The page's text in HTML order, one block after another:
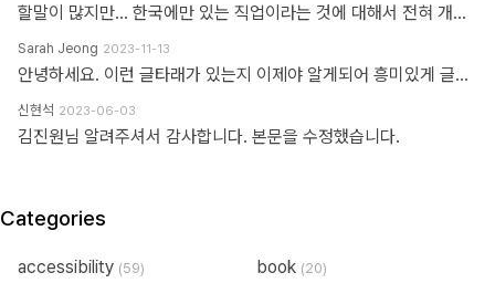
할말이 많지만... 한국에만 있는 직업이라는 것에 대해서 전혀 개의치도 않고 부끄러워할 이유도 없다고 봅니다. 이 직업군에 대해서 이해라며녀 00년대에 무슨일이 일어났었는지.. 알필요가 있고 국내만의 특수한 환경때문에 만들어진 직업군이고... 근래에 들어 국제화가 되면서 문제시 몇몇분이 문제삼는것 같은데... 본인의 업무 바운더리는 본인이 만드는거지.. 그 단어안에 갇혀서 본인의 수준이나 인식을 만든다고 보지 않습니다. 코더니 UI개발자니, 퍼블리셔니, FE니.. 웹마스터니 풀스택이니 ㅎㅎ 많은 직업군으로 불리우고 있지만 솔직히 본인의 역량에 따라 불리운다고 생각합니다. 당시에 신현석님이 던진 하나의 단어에 여전히 밥먹고 살고 있고, 때때론 자부심도 느낍니다.
Sarah Jeong 2023-11-13
안녕하세요. 이런 글타래가 있는지 이제야 알게되어 흥미있게 글타래를 읽어보았네요. 제가 방금 글타래라고 쓴것처럼, 댓글이라는 단어에도 여러 다른 이름이 존재한다는 것을 우리는 암묵적으로 알고 있을 거라 생각하는데요 EX 1.) 글타래(민 우리말. 인터넷 게시판에서 어떤 게시글과 그에 대한 답신으로 쓰여진 게시글들의 모임. [NAVER 국어사전 글 인용]) = 댓글(게시물 밑에 남길 수 있는 글을 표현한 단어) = 코멘트(영어 코멘트를 한국어로 표현한 단어) = 리플(영어 reple을 한국어로 표현한 단어) = 스레드(thread) EX 2.) Height(사물의 높이, 사람의 키&신장, 키가 높음, 지상으로부터의 고도) 해당 단어는 발음에서 논란이 된적이 있습니다. (설마.. 고인물만 아는 거일지도...T^T..) 미국, 영국 등 주요국가에서는 해당 단어의 발음을 한국어 발음 표현으로 '하이트' or '하잍' 라고 읽으나, 스페인어로 해당 단어는 '헤이트' or '헤잍' 라고 읽습니다. 전 세계적으로 스페인어를 쓰는 인구는 2019년 3월 기준으로 4억 6천만명이며, 영어를 사용하는 인구는 3억 7천만명이라고 구글검색에 나옵니다. EX 3.) 2023년 현재 우리나라에서는 각 세대 별로 쓰는 한 가지 표현에 대한 단어들도 다릅니다. 50대 이상이신 분들은 한자어를 주로 사용하신 세대들이고, 10대 ~ 20대분들은 줄임말 또는 은어를 만들어 주로 사용하고 있습니다. 위의 예시와 같이 한 가지를 가리키는 명사에 여러가지 표현이 존재하고, 모든 사람들이 표준어 하나만 사용하고 있지 않으며, 전라도, 충정도, 경상도 방언이 존재한다는 사실도 암묵적으로 우리는 알고 있다 생각합니다 물론, 표준어처럼 한 가지 표현만 존재하면 다시 한번 확인하는 절차없이 의사소통이 원활할테지만, 우리는 일상속에서도 방언이나 댓글, 줄임말 등의 다른 표현들을 받아들이고 있는 존재들입니다. 만드신 분의 말씀대로 그저 지나온 과거에서는 그 표현이 필요하여 쓰여졌었다고 이해하고 넘어가시면 어떨까하여 주절대며 나불거려보았네요.. PS. 쓰잘데기 없는 제 생각을 읽어주셔서 고맙습니다.. AI도 발전해나가고 있는 마당에 같은 인종끼리 싸우지 맙시다~~~ㅋㅋㅋ
신현석 2023-06-03
김진원님 알려주셔서 감사합니다. 본문을 수정했습니다.
Categories
accessibility (59) book (20)